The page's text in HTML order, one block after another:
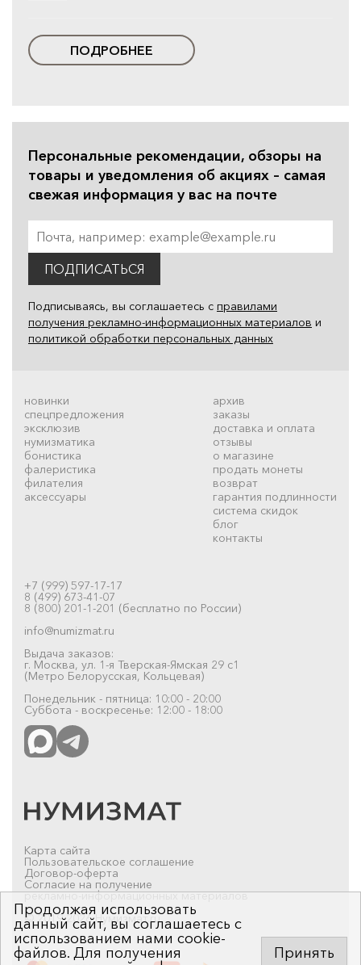
ПОДРОБНЕЕ
Персональные рекомендации, обзоры на
товары и уведомления об акциях – самая
свежая информация у вас на почте
ПОДПИСАТЬСЯ
Подписываясь, вы соглашаетесь с правилами
получения рекламно-информационных материалов и
политикой обработки персональных данных
новинки
спецпредложения
эксклюзив
нумизматика
бонистика
фалеристика
филателия
аксессуары
архив
заказы
доставка и оплата
отзывы
о магазине
продать монеты
возврат
гарантия подлинности
система скидок
блог
контакты
+7 (999) 597-17-17
8 (499) 673-41-07
8 (800) 201-1-201 (бесплатно по России)
info@numizmat.ru
Выдача заказов:
г. Москва, ул. 1-я Тверская-Ямская 29 с1
(Метро Белорусская, Кольцевая)
Понедельник - пятница: 10:00 - 20:00
Суббота - воскресенье: 12:00 - 18:00
Карта сайта
Пользовательское соглашение
Договор-оферта
Согласие на получение
рекламно-информационных материалов
© 2019-2026 Нумизмат.ru
Продолжая использовать
данный сайт, вы соглашаетесь с
использованием нами cookie-
файлов. Для получения
Принять